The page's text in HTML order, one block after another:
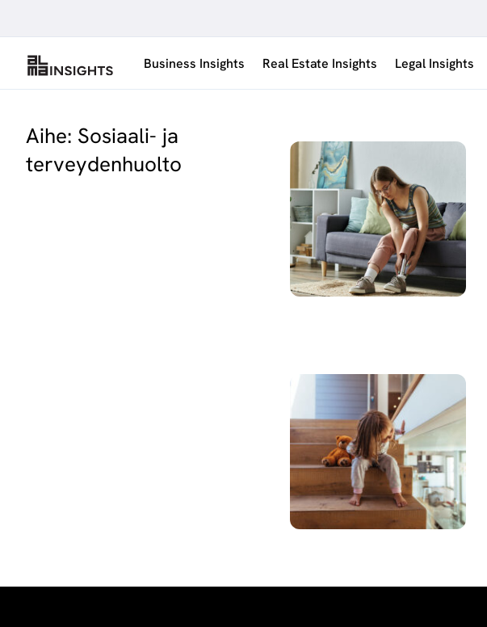
Business Insights Real Estate Insights Legal Insights
Aihe: Sosiaali- ja
terveydenhuolto